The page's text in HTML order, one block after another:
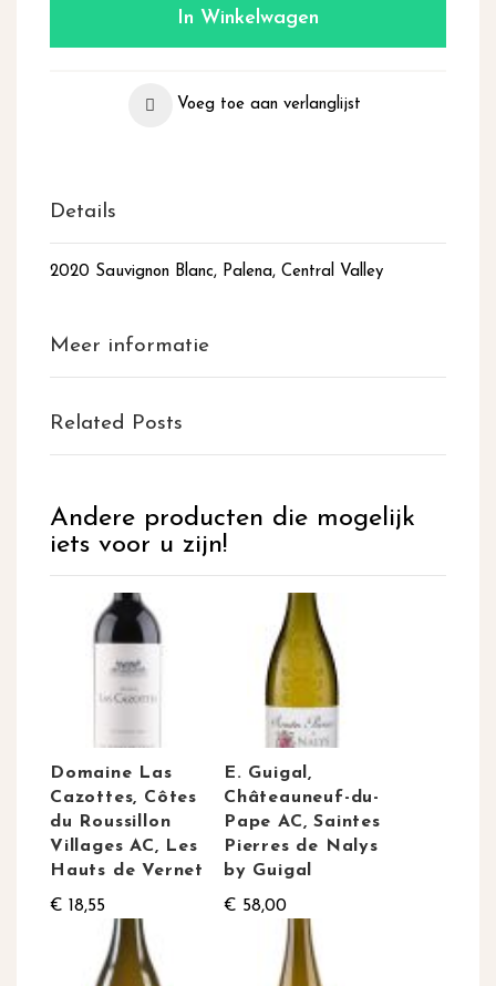
In Winkelwagen
Voeg toe aan verlanglijst
Details
2020 Sauvignon Blanc, Palena, Central Valley
Meer informatie
Related Posts
Andere producten die mogelijk
iets voor u zijn!
Domaine Las
Cazottes, Côtes
du Roussillon
Villages AC, Les
Hauts de Vernet
€ 18,55
E. Guigal,
Châteauneuf-du-
Pape AC, Saintes
Pierres de Nalys
by Guigal
€ 58,00